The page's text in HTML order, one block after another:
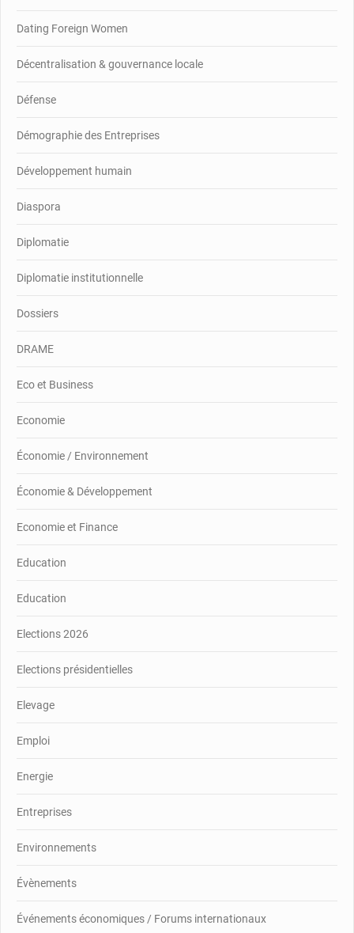
Dating Foreign Women
Décentralisation & gouvernance locale
Défense
Démographie des Entreprises
Développement humain
Diaspora
Diplomatie
Diplomatie institutionnelle
Dossiers
DRAME
Eco et Business
Economie
Économie / Environnement
Économie & Développement
Economie et Finance
Education
Education
Elections 2026
Elections présidentielles
Elevage
Emploi
Energie
Entreprises
Environnements
Évènements
Événements économiques / Forums internationaux